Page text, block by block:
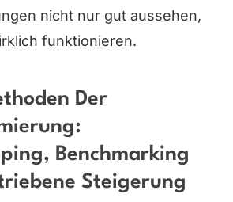
nicht nur gut aussehen,
funktionieren.
Der
Benchmarking
Steigerung